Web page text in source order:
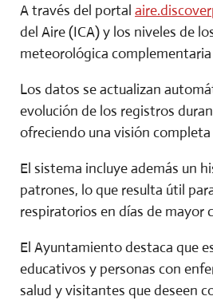
A través del portal
del Aire (ICA) y los niveles de
meteorológica
Los datos se actualizan
evolución de los registros
ofreciendo una visión
El sistema incluye además un
patrones, lo que resulta útil
respiratorios en días de mayor
El Ayuntamiento destaca que
educativos y personas con
salud y visitantes que deseen